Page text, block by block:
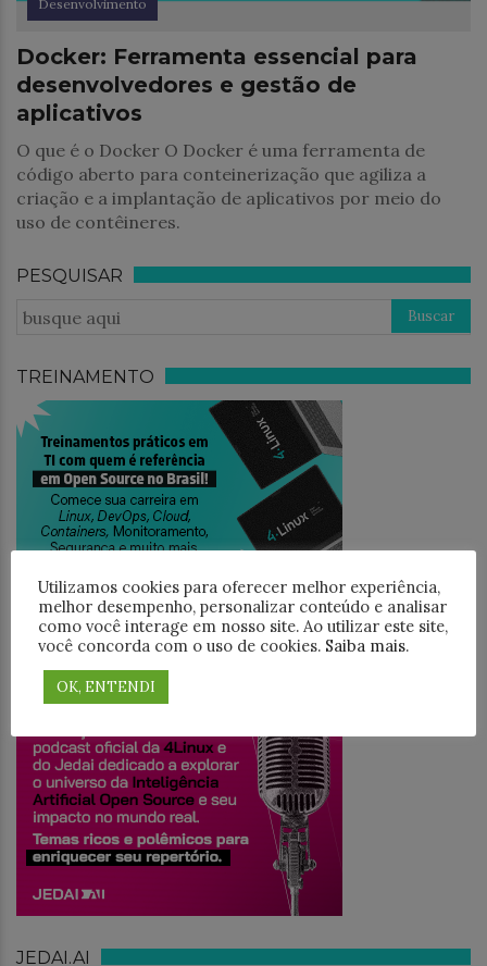
Desenvolvimento
Docker: Ferramenta essencial para
desenvolvedores e gestão de
aplicativos
O que é o Docker O Docker é uma ferramenta de
código aberto para conteinerização que agiliza a
criação e a implantação de aplicativos por meio do
uso de contêineres.
PESQUISAR
TREINAMENTO
JEDAICAST
JEDAI.AI
Utilizamos cookies para oferecer melhor experiência,
melhor desempenho, personalizar conteúdo e analisar
como você interage em nosso site. Ao utilizar este site,
você concorda com o uso de cookies. Saiba mais.
OK, ENTENDI